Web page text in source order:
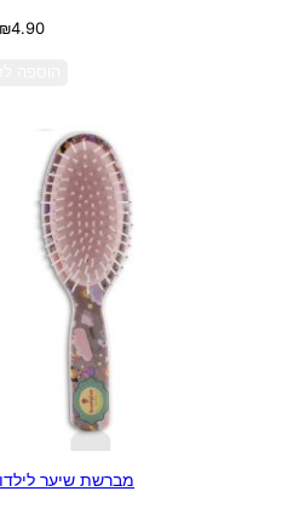
₪4.90
מברשת שיער